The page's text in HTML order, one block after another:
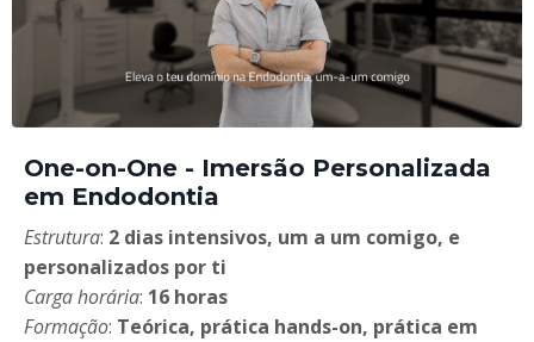
One-on-One - Imersão Personalizada
em Endodontia
Estrutura: 2 dias intensivos, um a um comigo, e
personalizados por ti
Carga horária: 16 horas
Formação: Teórica, prática hands-on, prática em